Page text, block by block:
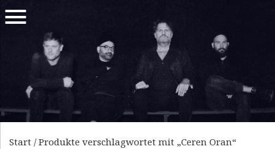
L
U
C
I
EURASIAN
PSYCH
FUSION
MENU
Start / Produkte verschlagwortet mit „Ceren Oran“